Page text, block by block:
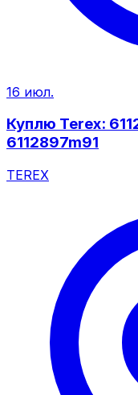
16 июл.
Куплю Terex:
6112897m91
TEREX